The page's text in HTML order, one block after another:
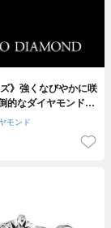
》強くなびやかに咲
的なダイヤモンドの
モンド